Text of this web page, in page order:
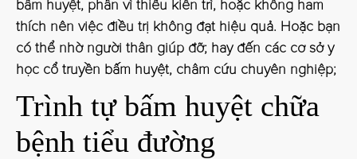
bấm huyệt, phần vì thiếu kiên trì, hoặc không ham
thích nên việc điều trị không đạt hiệu quả. Hoặc bạn
có thể nhờ người thân giúp đỡ; hay đến các cơ sở y
học cổ truyền bấm huyệt, châm cứu chuyên nghiệp;
Trình tự bấm huyệt chữa
bệnh tiểu đường